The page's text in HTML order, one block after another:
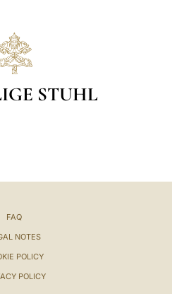
STUHL
FAQ
NOTES
POLICY
POLICY